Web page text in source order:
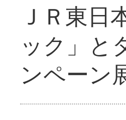
ＪＲ東
ック」と
ンペーン